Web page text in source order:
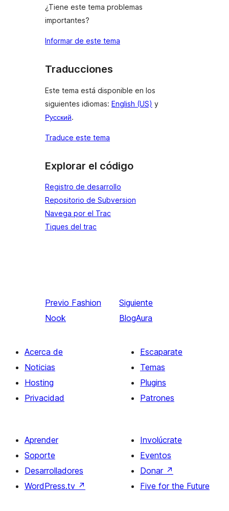
¿Tiene este tema problemas
importantes?
Informar de este tema
Traducciones
Este tema está disponible en los
siguientes idiomas: English (US) y
Русский.
Traduce este tema
Explorar el código
Registro de desarrollo
Repositorio de Subversion
Navega por el Trac
Tiques del trac
Previo Fashion
Nook
Siguiente
BlogAura
Acerca de
Noticias
Hosting
Privacidad
Escaparate
Temas
Plugins
Patrones
Aprender
Soporte
Desarrolladores
WordPress.tv ↗
Involúcrate
Eventos
Donar ↗
Five for the Future